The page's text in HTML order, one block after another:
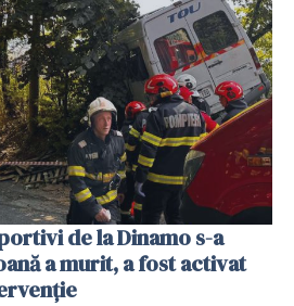
de la Dinamo s-a
a murit, a fost activat